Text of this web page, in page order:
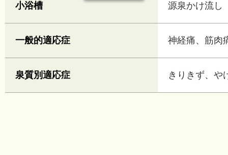
小浴槽 源泉かけ流し
一般的適応症 神経痛、筋肉
泉質別適応症 きりきず、や